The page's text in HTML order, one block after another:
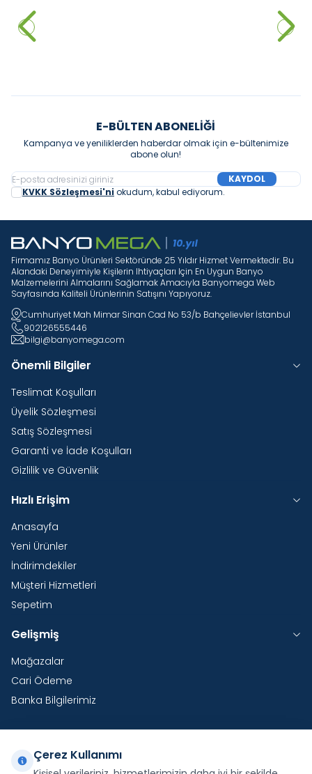
Spralli Eviye Bataryası Siyah
16.000,00
Spralli Eviye Bataryası Gun
E-BÜLTEN ABONELIĞI
Kampanya ve yeniliklerden haberdar olmak için e-bültenimize
abone olun!
KAYDOL
KVKK Sözleşmesi'ni okudum, kabul ediyorum.
Firmamız Banyo Ürünleri Sektöründe 25 Yıldır Hizmet Vermektedir. Bu
Alandaki Deneyimiyle Kişilerin Ihtiyaçları Için En Uygun Banyo
Malzemelerini Almalarını Sağlamak Amacıyla Banyomega Web
Sayfasında Kaliteli Ürünlerinin Satışını Yapıyoruz.
Cumhuriyet Mah Mimar Sinan Cad No 53/b Bahçelievler İstanbul
902126555446
bilgi@banyomega.com
Önemli Bilgiler
Teslimat Koşulları
Üyelik Sözleşmesi
Satış Sözleşmesi
Garanti ve İade Koşulları
Gizlilik ve Güvenlik
Hızlı Erişim
Anasayfa
Yeni Ürünler
İndirimdekiler
Müşteri Hizmetleri
Sepetim
Gelişmiş
Mağazalar
Cari Ödeme
Banka Bilgilerimiz
Yurtdışı Kargo
Çerez Kullanımı